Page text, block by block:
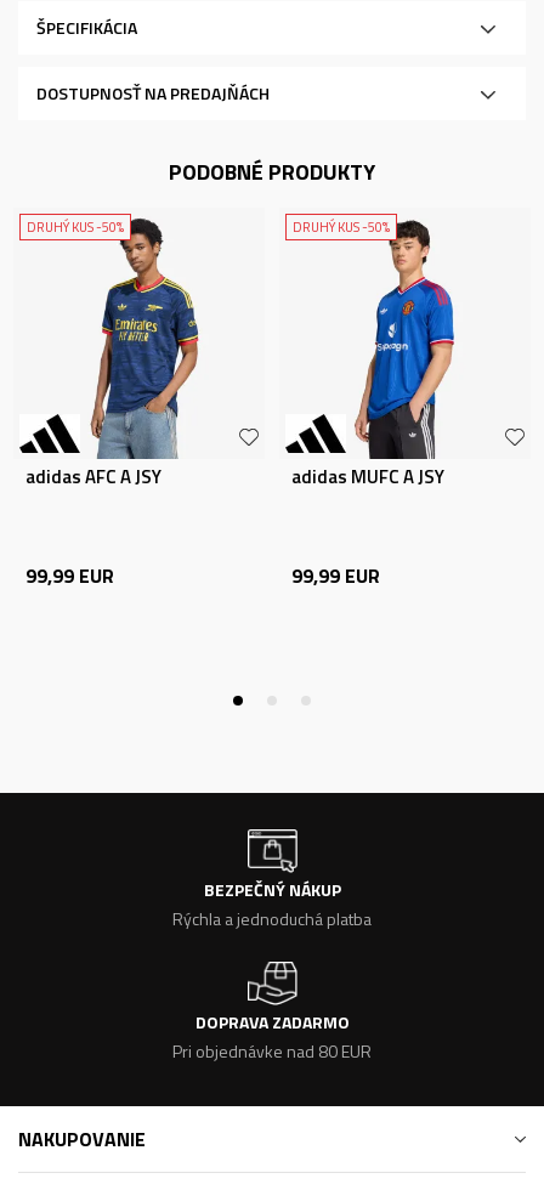
ŠPECIFIKÁCIA
DOSTUPNOSŤ NA PREDAJŇÁCH
PODOBNÉ PRODUKTY
DRUHÝ KUS -50%
adidas AFC A JSY
99,99 EUR
DRUHÝ KUS -50%
adidas MUFC A JSY
99,99 EUR
BEZPEČNÝ NÁKUP
Rýchla a jednoduchá platba
DOPRAVA ZADARMO
Pri objednávke nad 80 EUR
NAKUPOVANIE